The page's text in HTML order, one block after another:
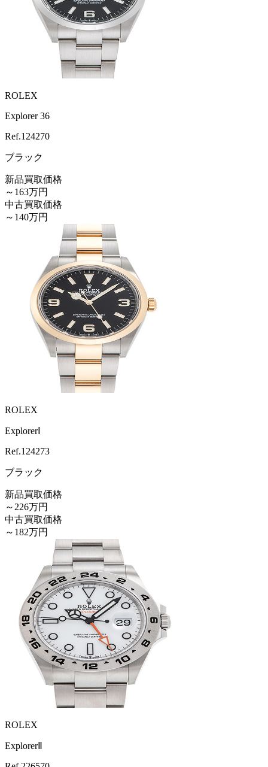
ROLEX
Explorer 36
Ref.124270
ブラック
新品買取価格
～163万円
中古買取価格
～140万円
ROLEX
ExplorerⅠ
Ref.124273
ブラック
新品買取価格
～226万円
中古買取価格
～182万円
ROLEX
ExplorerⅡ